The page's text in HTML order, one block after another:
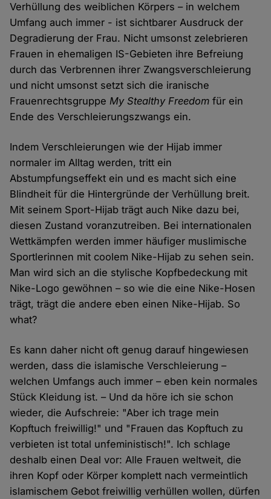
Verhüllung des weiblichen Körpers – in welchem
Umfang auch immer - ist sichtbarer Ausdruck der
Degradierung der Frau. Nicht umsonst zelebrieren
Frauen in ehemaligen IS-Gebieten ihre Befreiung
durch das Verbrennen ihrer Zwangsverschleierung
und nicht umsonst setzt sich die iranische
FrauenrechtsgruppeMy Stealthy Freedom für ein
Ende des Verschleierungszwangs ein.
Indem Verschleierungen wie der Hijab immer
normaler im Alltag werden, tritt ein
Abstumpfungseffekt ein und es macht sich eine
Blindheit für die Hintergründe der Verhüllung breit.
Mit seinem Sport-Hijab trägt auch Nike dazu bei,
diesen Zustand voranzutreiben. Bei internationalen
Wettkämpfen werden immer häufiger muslimische
Sportlerinnen mit coolem Nike-Hijab zu sehen sein.
Man wird sich an die stylische Kopfbedeckung mit
Nike-Logo gewöhnen – so wie die eine Nike-Hosen
trägt, trägt die andere eben einen Nike-Hijab. So
what?
Es kann daher nicht oft genug darauf hingewiesen
werden, dass die islamische Verschleierung –
welchen Umfangs auch immer – eben kein normales
Stück Kleidung ist. – Und da höre ich sie schon
wieder, die Aufschreie: "Aber ich trage mein
Kopftuch freiwillig!" und "Frauen das Kopftuch zu
verbieten ist total unfeministisch!". Ich schlage
deshalb einen Deal vor: Alle Frauen weltweit, die
ihren Kopf oder Körper komplett nach vermeintlich
islamischem Gebot freiwillig verhüllen wollen, dürfen